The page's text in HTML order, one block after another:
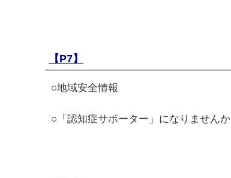
【P7】
○地域安全情報
○「認知症サポーター」になりませんか